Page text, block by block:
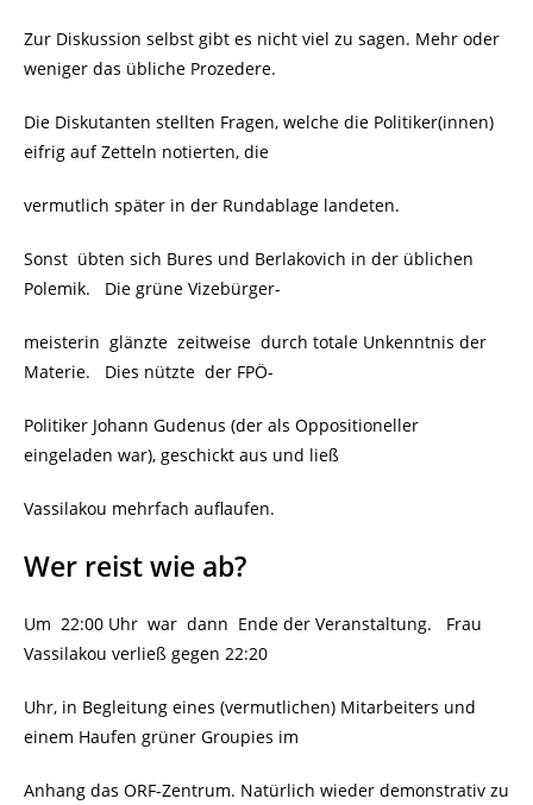
Zur Diskussion selbst gibt es nicht viel zu sagen. Mehr oder
weniger das übliche Prozedere.
Die Diskutanten stellten Fragen, welche die Politiker(innen)
eifrig auf Zetteln notierten, die
vermutlich später in der Rundablage landeten.
Sonst übten sich Bures und Berlakovich in der üblichen
Polemik. Die grüne Vizebürger-
meisterin glänzte zeitweise durch totale Unkenntnis der
Materie. Dies nützte der FPÖ-
Politiker Johann Gudenus (der als Oppositioneller
eingeladen war), geschickt aus und ließ
Vassilakou mehrfach auflaufen.
Wer reist wie ab?
Um 22:00 Uhr war dann Ende der Veranstaltung. Frau
Vassilakou verließ gegen 22:20
Uhr, in Begleitung eines (vermutlichen) Mitarbeiters und
einem Haufen grüner Groupies im
Anhang das ORF-Zentrum. Natürlich wieder demonstrativ zu